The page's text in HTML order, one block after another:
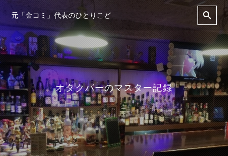
元「金コミ」代表のひとりこど
オタクバーのマスター記録